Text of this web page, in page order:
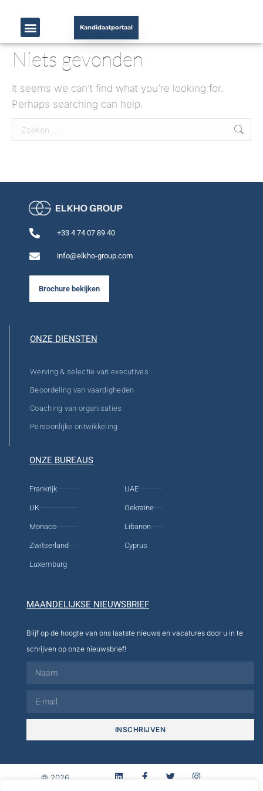
Kandidaatportaal
Niets gevonden
It seems we can’t find what you’re looking for.
Perhaps searching can help.
+33 4 74 07 89 40
info@elkho-group.com
Brochure bekijken
ONZE DIENSTEN
Werving & selectie van executives
Beoordeling van vaardigheden
Coaching van organisaties
Persoonlijke ontwikkeling
ONZE BUREAUS
Frankrijk
UK
Monaco
Zwitserland
Luxemburg
UAE
Oekraïne
Libanon
Cyprus
MAANDELIJKSE NIEUWSBRIEF
Blijf op de hoogte van ons laatste nieuws en vacatures door u in te
schrijven op onze nieuwsbrief!
INSCHRIJVEN
© 2026